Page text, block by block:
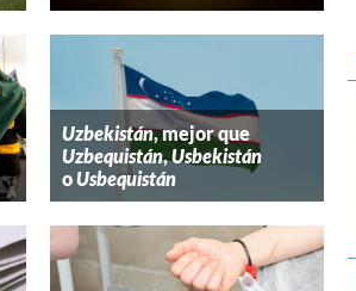
Uzbekistán, mejor que
Uzbequistán,Usbekistán
oUsbequistán